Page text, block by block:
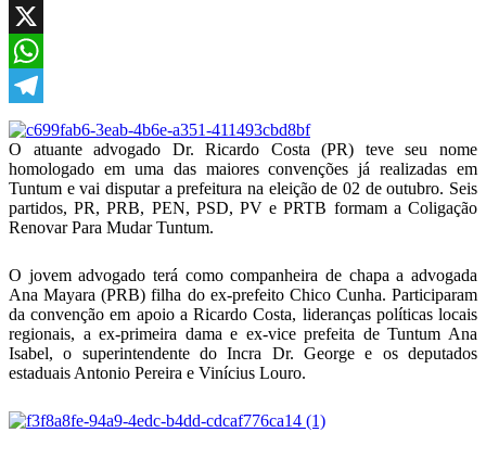
Facebook
X
WhatsApp
Telegram
O atuante advogado Dr. Ricardo Costa (PR) teve seu nome
homologado em uma das maiores convenções já realizadas em
Tuntum e vai disputar a prefeitura na eleição de 02 de outubro. Seis
partidos, PR, PRB, PEN, PSD, PV e PRTB formam a Coligação
Renovar Para Mudar Tuntum.
O jovem advogado terá como companheira de chapa a advogada
Ana Mayara (PRB) filha do ex-prefeito Chico Cunha. Participaram
da convenção em apoio a Ricardo Costa, lideranças políticas locais
regionais, a ex-primeira dama e ex-vice prefeita de Tuntum Ana
Isabel, o superintendente do Incra Dr. George e os deputados
estaduais Antonio Pereira e Vinícius Louro.